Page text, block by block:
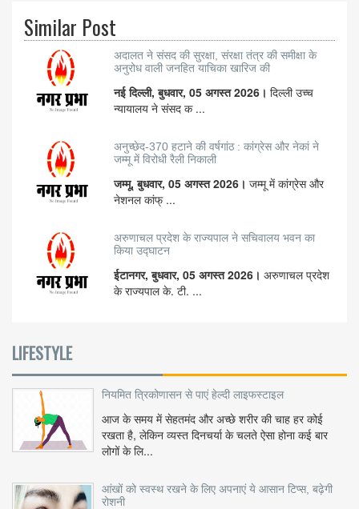
Similar Post
अदालत ने संसद की सुरक्षा, संरक्षा तंत्र की समीक्षा के
अनुरोध वाली जनहित याचिका खारिज की
नई दिल्ली, बुधवार, 05 अगस्त 2026। दिल्ली उच्च
न्यायालय ने संसद क ...
अनुच्छेद-370 हटाने की वर्षगांठ : कांग्रेस और नेकां ने
जम्मू में विरोधी रैली निकाली
जम्मू, बुधवार, 05 अगस्त 2026। जम्मू में कांग्रेस और
नेशनल कांफ् ...
अरुणाचल प्रदेश के राज्यपाल ने सचिवालय भवन का
किया उद्घाटन
ईटानगर, बुधवार, 05 अगस्त 2026। अरुणाचल प्रदेश
के राज्यपाल के. टी. ...
LIFESTYLE
नियमित त्रिकोणासन से पाएं हेल्दी लाइफस्टाइल
आज के समय में सेहतमंद और अच्छे शरीर की चाह हर कोई
रखता है, लेकिन व्यस्त दिनचर्या के चलते ऐसा होना कई बार
लोगों के लि...
आंखों को स्वस्थ रखने के लिए अपनाएं ये आसान टिप्स, बढ़ेगी
रोशनी